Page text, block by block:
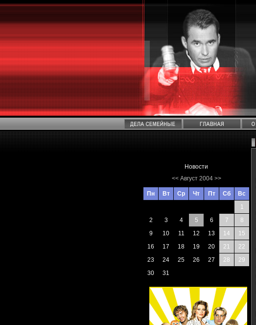
Новости
<< Август 2004 >>
Пн Вт Ср Чт Пт Сб
Вс
1
2
3 4 5 6 7
8
9
10 11 12 13 14
15
16
17 18 19 20 21
22
23
24 25 26 27 28
29
30
31